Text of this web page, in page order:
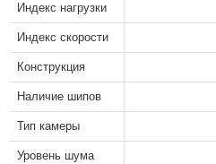
Индекс нагрузки
Индекс скорости
Конструкция
Наличие шипов
Тип камеры
Уровень шума